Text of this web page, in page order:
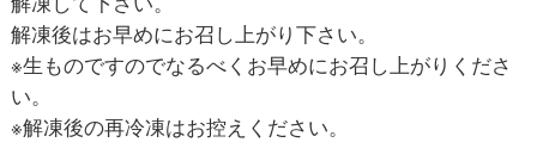
解凍後はお早めにお召し上がり下さい。
※生ものですのでなるべくお早めにお召し上がりくださ
い。
※解凍後の再冷凍はお控えください。